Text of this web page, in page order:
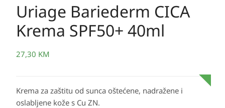
Uriage Bariederm CICA
Krema SPF50+ 40ml
27,30 KM
Krema za zaštitu od sunca oštećene, nadražene i
oslabljene kože s Cu ZN.